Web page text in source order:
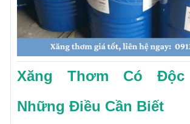
Xăng Thơm Có Độc
Những Điều Cần Biết